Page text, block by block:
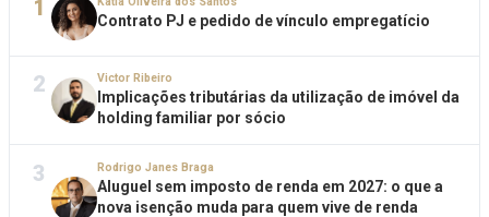
1 Contrato PJ e pedido de vínculo empregatício
2 Victor Ribeiro
Implicações tributárias da utilização de imóvel da
holding familiar por sócio
3 Rodrigo Janes Braga
Aluguel sem imposto de renda em 2027: o que a
nova isenção muda para quem vive de renda